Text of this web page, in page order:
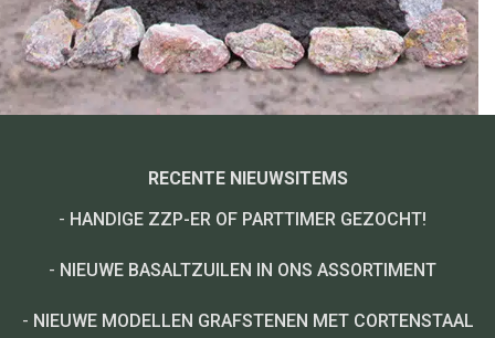
RECENTE NIEUWSITEMS
- HANDIGE ZZP-ER OF PARTTIMER GEZOCHT!
- NIEUWE BASALTZUILEN IN ONS ASSORTIMENT
- NIEUWE MODELLEN GRAFSTENEN MET CORTENSTAAL